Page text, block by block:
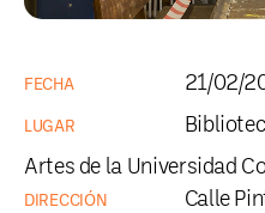
FECHA 21/02/
LUGAR
Artes de la Universidad
DIRECCIÓN
Calle